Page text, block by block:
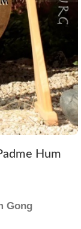
Hum
Gong